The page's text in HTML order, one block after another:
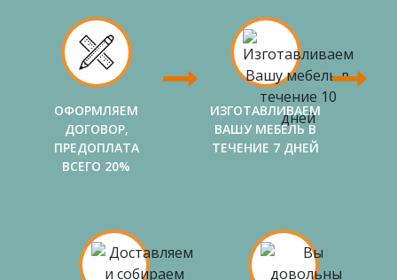
ОФОРМЛЯЕМ
ДОГОВОР,
ПРЕДОПЛАТА
ВСЕГО 20%
ИЗГОТАВЛИВАЕМ
ВАШУ МЕБЕЛЬ В
ТЕЧЕНИЕ 7 ДНЕЙ